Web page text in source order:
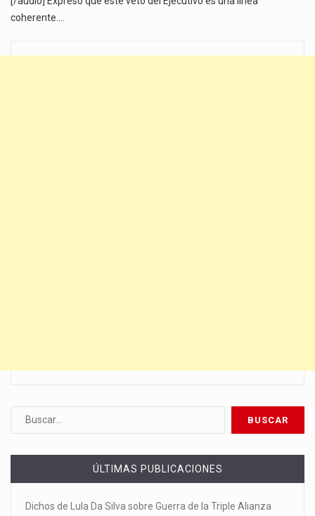
coherente.…
ÚLTIMAS PUBLICACIONES
Dichos de Lula Da Silva sobre Guerra de la Triple Alianza